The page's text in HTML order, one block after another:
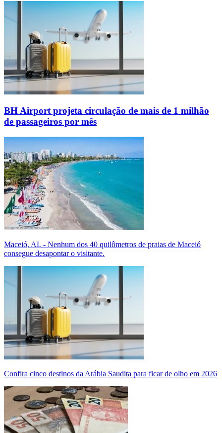
BH Airport projeta circulação de mais de 1 milhão
de passageiros por mês
Maceió, AL - Nenhum dos 40 quilômetros de praias de Maceió
consegue desapontar o visitante.
Confira cinco destinos da Arábia Saudita para ficar de olho em 2026